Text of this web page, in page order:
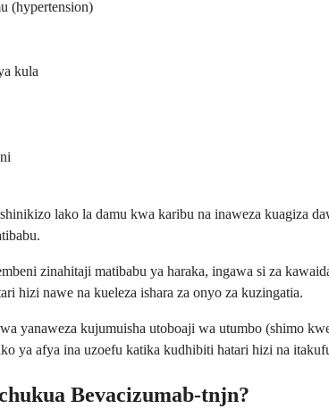
(hypertension)
kula
lako la damu kwa karibu na inaweza kuagiza
zinahitaji matibabu ya haraka, ingawa si za
hizi nawe na kueleza ishara za onyo za kuzingatia.
yanaweza kujumuisha utoboaji wa utumbo (shimo
ya afya ina uzoefu katika kudhibiti hatari hizi na
Bevacizumab-tnjn?